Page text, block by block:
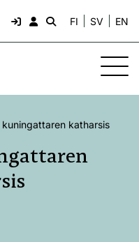
FI SV EN
kuningattaren katharsis